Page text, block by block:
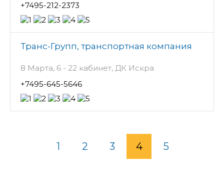
+7495-212-2373
Транс-Групп, транспортная компания
8 Марта, 6 - 22 кабинет, ДК Искра
+7495-645-5646
1 2 3 4 5